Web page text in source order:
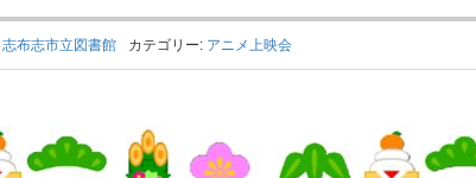
志布志市立図書館 カテゴリー: アニメ上映会